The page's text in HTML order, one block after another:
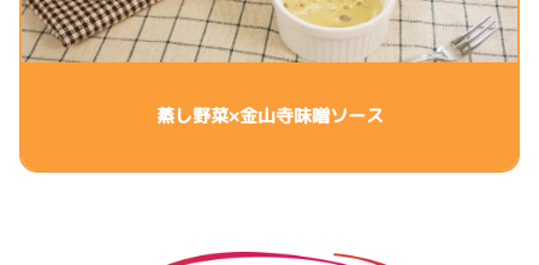
蒸し野菜×金山寺味噌ソース